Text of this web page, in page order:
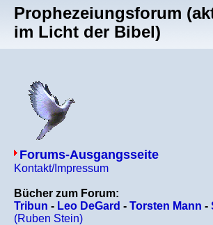
Prophezeiungsforum
im Licht der Bibel)
Forums-Ausgangsseite
Kontakt/Impressum
Bücher zum Forum:
Tribun - Leo DeGard - Torsten Mann -
(Ruben Stein)